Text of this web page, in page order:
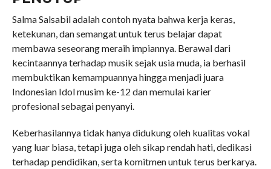
Salma Salsabil adalah contoh nyata bahwa kerja keras,
ketekunan, dan semangat untuk terus belajar dapat
membawa seseorang meraih impiannya. Berawal dari
kecintaannya terhadap musik sejak usia muda, ia berhasil
membuktikan kemampuannya hingga menjadi juara
Indonesian Idol musim ke-12 dan memulai karier
profesional sebagai penyanyi.
Keberhasilannya tidak hanya didukung oleh kualitas vokal
yang luar biasa, tetapi juga oleh sikap rendah hati, dedikasi
terhadap pendidikan, serta komitmen untuk terus berkarya.